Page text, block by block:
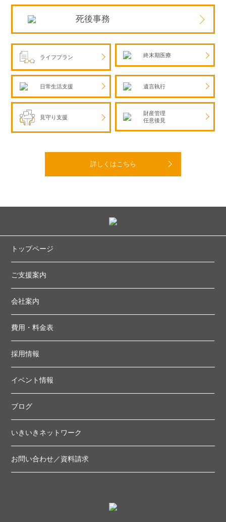
死後事務
ライフプラン 終末期医療
日常生活支援 遺言執行
見守り支援
財産管理
任意後見
詳しくはこちら
トップページ
ご支援案内
会社案内
費用・料金表
採用情報
イベント情報
ブログ
いきいきネットワーク
お問い合わせ／資料請求